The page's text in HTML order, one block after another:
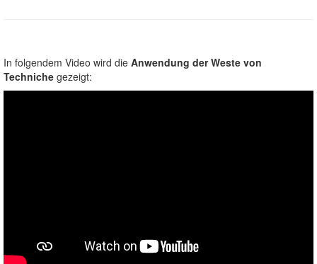
In folgendem Video wird die Anwendung der Weste von
Techniche gezeigt: